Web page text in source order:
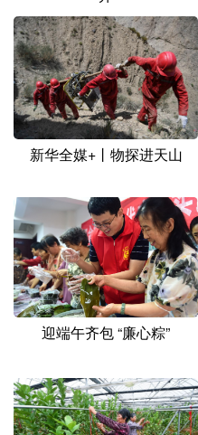
多语种频道
English Español
Русский язык
Deutsch Português
新华全媒+丨物探进天山
迎端午齐包 “廉心粽”